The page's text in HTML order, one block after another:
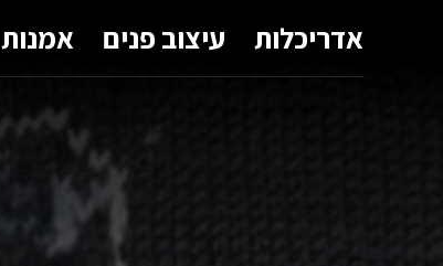
אדריכלות עיצוב פנים אמנות